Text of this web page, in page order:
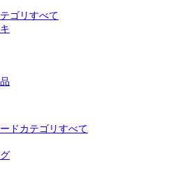
ゴリすべて
ドカテゴリすべて